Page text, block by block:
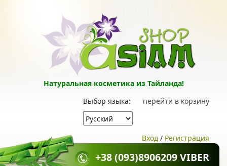
Натуральная косметика из Тайланда!
перейти в корзину
Выбор языка:
Вход / Регистрация
+38 (093)8906209 VIBER